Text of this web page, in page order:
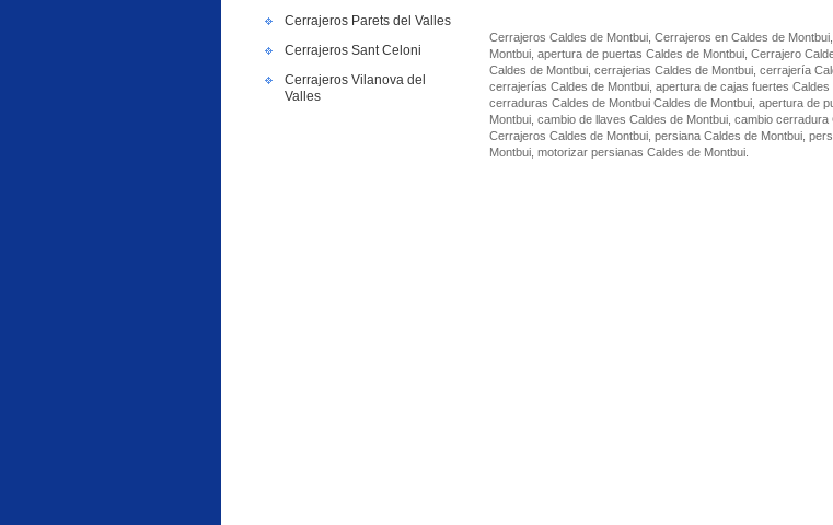
Cerrajeros Parets del Valles
Cerrajeros Sant Celoni
Cerrajeros Vilanova del
Valles
Cerrajeros Caldes de Montbui, Cerrajeros en Caldes de
Montbui, apertura de puertas Caldes de Montbui, Cerrajero
Caldes de Montbui, cerrajerias Caldes de Montbui, cerrajería
cerrajerías Caldes de Montbui, apertura de cajas fuertes Caldes
cerraduras Caldes de Montbui Caldes de Montbui, apertura de
Montbui, cambio de llaves Caldes de Montbui, cambio cerradura
Cerrajeros Caldes de Montbui, persiana Caldes de Montbui,
Montbui, motorizar persianas Caldes de Montbui.